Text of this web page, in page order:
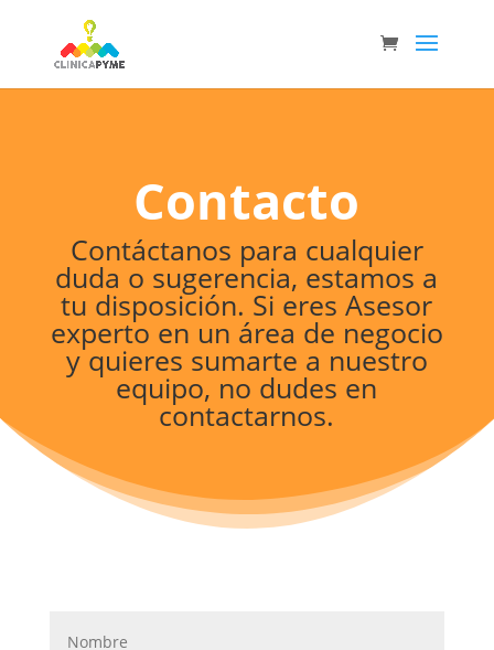
Contacto
Contáctanos para cualquier
duda o sugerencia, estamos a
tu disposición. Si eres Asesor
experto en un área de negocio
y quieres sumarte a nuestro
equipo, no dudes en
contactarnos.